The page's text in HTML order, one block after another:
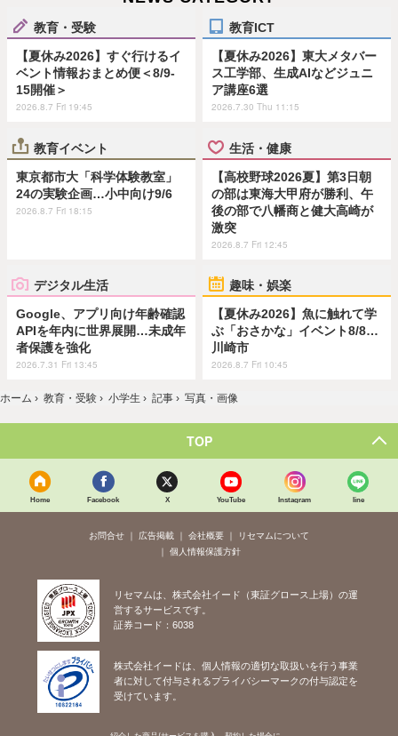
教育・受験
【夏休み2026】すぐ行けるイ
ベント情報おまとめ便＜8/9-
15開催＞
2026.8.7 Fri 19:45
教育ICT
【夏休み2026】東大メタバー
ス工学部、生成AIなどジュニ
ア講座6選
2026.7.30 Thu 11:15
教育イベント
東京都市大「科学体験教室」
24の実験企画…小中向け9/6
2026.8.7 Fri 18:15
生活・健康
【高校野球2026夏】第3日朝
の部は東海大甲府が勝利、午
後の部で八幡商と健大高崎が
激突
2026.8.7 Fri 12:45
デジタル生活
Google、アプリ向け年齢確認
APIを年内に世界展開…未成年
者保護を強化
2026.7.31 Fri 13:45
趣味・娯楽
【夏休み2026】魚に触れて学
ぶ「おさかな」イベント8/8…
川崎市
2026.8.7 Fri 10:45
ホーム › 教育・受験 › 小学生 › 記事 › 写真・画像
TOP
Home Facebook X YouTube Instagram line
お問合せ 広告掲載 会社概要
リセマムについて
個人情報保護方針
リセマムは、株式会社イード（東証グロース上場）の運
営するサービスです。
証券コード：6038
株式会社イードは、個人情報の適切な取扱いを行う事業
者に対して付与されるプライバシーマークの付与認定を
受けています。